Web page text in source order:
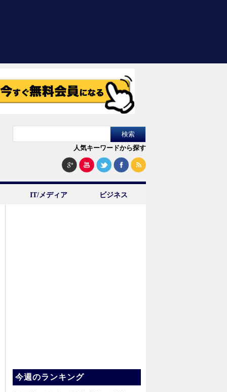
人気キーワードから探す
IT/メディア ビジネス
今週のランキング